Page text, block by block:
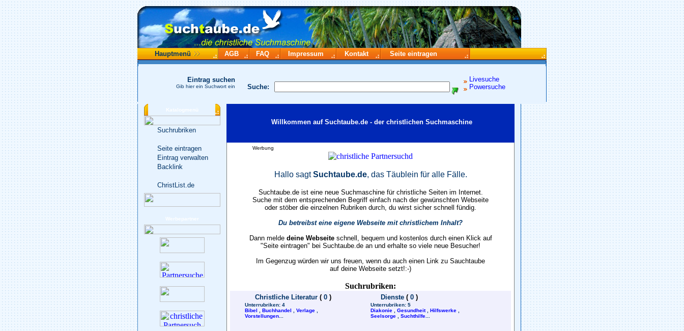
Hauptmenü AGB FAQ Impressum Kontakt Seite eintragen
Suche:
Livesuche
Powersuche
Eintrag suchen
Gib hier ein Suchwort ein
Katalogmenü
Suchrubriken
Seite eintragen
Eintrag verwalten
Backlink
ChristList.de
Werbepartner
Willkommen auf Suchtaube.de - der christlichen Suchmaschine
Werbung
Hallo sagtSuchtaube.de, das Täublein für alle Fälle.
Suchtaube.de ist eine neue Suchmaschine für christliche Seiten im Internet.
Suche mit dem entsprechenden Begriff einfach nach der gewünschten Webseite
oder stöber die einzelnen Rubriken durch, du wirst sicher schnell fündig.
Du betreibst eine eigene Webseite mit christlichem Inhalt?
Dann melde deine Webseiteschnell, bequem und kostenlos durch einen Klick auf
"Seite eintragen" bei Suchtaube.de an und erhalte so viele neue Besucher!
Im Gegenzug würden wir uns freuen, wenn du auch einen Link zu Sauchtaube
auf deine Webseite setzt!:-)
Suchrubriken:
Christliche Literatur ( 0 )
Unterrubriken: 4
Bibel
Buchhandel Verlage
Vorstellungen
Dienste ( 0 )
Unterrubriken: 5
Diakonie
Gesundheit, Hilfswerke
Seelsorge
Suchthilfe